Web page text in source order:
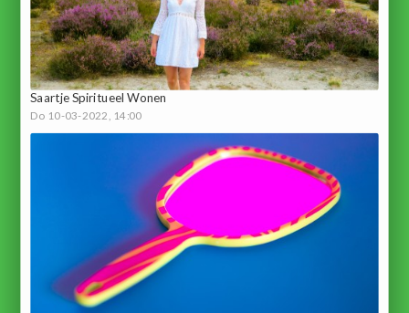
Saartje Spiritueel Wonen
Do 10-03-2022, 14:00